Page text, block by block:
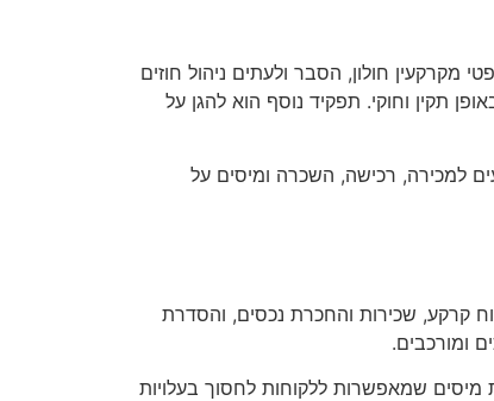
מקרקעין חולון, הסבר ולעתים ניהול חוזים
תקין וחוקי. תפקיד נוסף הוא להגן על
למכירה, רכישה, השכרה ומיסים על
קרקע, שכירות והחכרת נכסים, והסדרת
ומורכבים.
מיסים שמאפשרות ללקוחות לחסוך בעלויות